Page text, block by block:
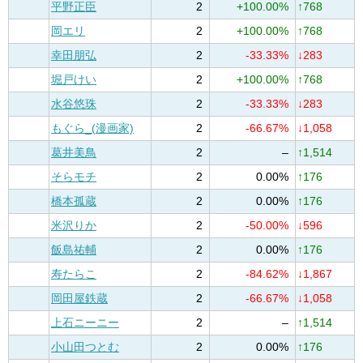
平野正臣
2 +100.00%
↑768
岡エリ
2 +100.00%
↑768
幸田朋弘
2 -33.33%
↓283
堀戸けい
2 +100.00%
↑768
水谷悠珠
2 -33.33%
↓283
もぐら_(漫画家)
2 -66.67%
↓1,058
葛井美鳥
2 –
↑1,514
そらモチ
2 0.00%
↑176
橋本孤蔵
2 0.00%
↑176
米沢りか
2 -50.00%
↓596
飯島祐輔
2 0.00%
↑176
寿たらこ
2 -84.62%
↓1,867
岡田屋鉄蔵
2 -66.67%
↓1,058
上石ニーニー
2 –
↑1,514
小山田つとむ
2 0.00%
↑176